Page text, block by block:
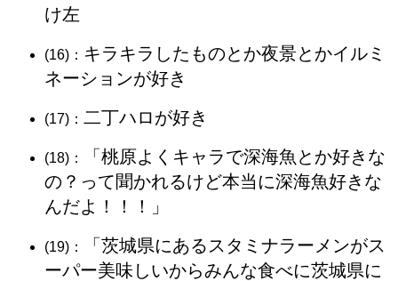
け左
(16)： キラキラしたものとか夜景とかイルミ
ネーションが好き
(17)： 二丁ハロが好き
(18)：
「桃原よくキャラで深海魚とか好きな
の？って聞かれるけど本当に深海魚好きな
んだよ！！！」
(19)：
「茨城県にあるスタミナラーメンがス
ーパー美味しいからみんな食べに茨城県に